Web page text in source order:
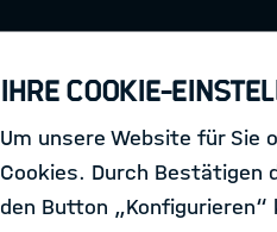
Ihre Cookie-
Um unsere Website für
Cookies. Durch Bestätigen
den Button „Konfigurieren“